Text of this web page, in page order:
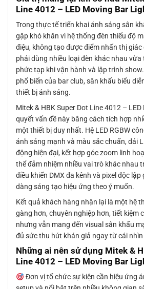
Line 4012 – LED Moving Bar
Trong thực tế triển khai ánh sáng sân
gặp khó khăn vì hệ thống đèn thiếu độ
điệu, không tạo được điểm nhấn thị
phải dùng nhiều loại đèn khác nhau
phức tạp khi vận hành và lập trình
phổ biến của bar club, sân khấu biểu
thiết bị ánh sáng.
Mitek & HBK Super Dot Line 4012 –
quyết vấn đề này bằng cách tích hợp
một thiết bị duy nhất. Hệ LED RGBW
ánh sáng mạnh và màu sắc chuẩn, dải
động hiện đại, kết hợp góc zoom linh
thể đảm nhiệm nhiều vai trò khác nhau
điều khiển DMX đa kênh và pixel độc
dàng sáng tạo hiệu ứng theo ý muốn.
Kết quả khách hàng nhận lại là một hệ
gàng hơn, chuyên nghiệp hơn, tiết kiệm
nhưng vẫn mang đến visual sân khấu
đủ sức thu hút khán giả ngay từ cái nhìn
Những ai nên sử dụng Mitek &
Line 4012 – LED Moving Bar
Đơn vị tổ chức sự kiện cần hiệu ứng